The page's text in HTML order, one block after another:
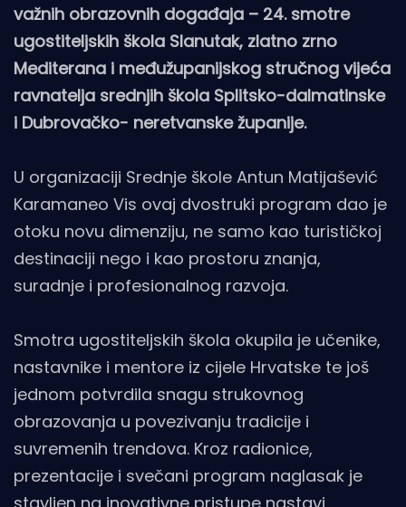
važnih obrazovnih događaja – 24. smotre
ugostiteljskih škola Slanutak, zlatno zrno
Mediterana i međužupanijskog stručnog vijeća
ravnatelja srednjih škola Splitsko-dalmatinske
i Dubrovačko- neretvanske županije.
U organizaciji Srednje škole Antun Matijašević
Karamaneo Vis ovaj dvostruki program dao je
otoku novu dimenziju, ne samo kao turističkoj
destinaciji nego i kao prostoru znanja,
suradnje i profesionalnog razvoja.
Smotra ugostiteljskih škola okupila je učenike,
nastavnike i mentore iz cijele Hrvatske te još
jednom potvrdila snagu strukovnog
obrazovanja u povezivanju tradicije i
suvremenih trendova. Kroz radionice,
prezentacije i svečani program naglasak je